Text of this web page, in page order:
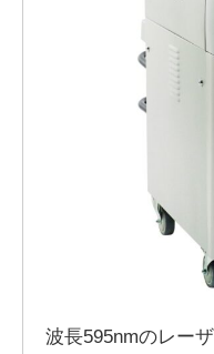
波長595nmのレー